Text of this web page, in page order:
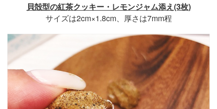
貝殻型の紅茶クッキー・レモンジャム添え(3枚)
サイズは2cm×1.8cm、厚さは7mm程